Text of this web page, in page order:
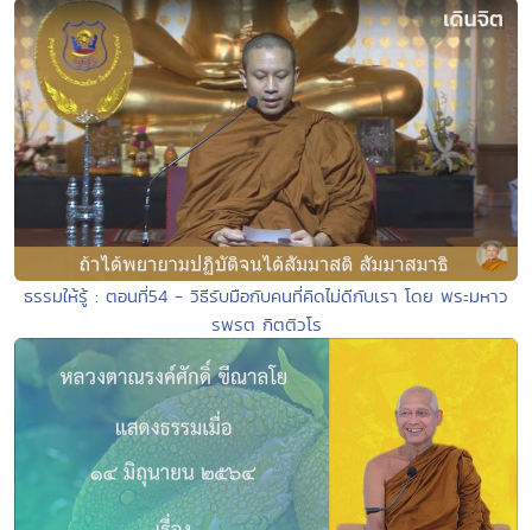
ธรรมให้รู้ : ตอนที่54 - วิธีรับมือกับคนที่คิดไม่ดีกับเรา โดย พระมหาว
รพรต กิตติวโร